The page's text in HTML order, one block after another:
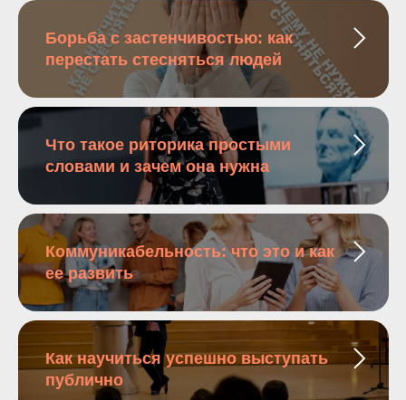
Борьба с застенчивостью: как
перестать стесняться людей
Что такое риторика простыми
словами и зачем она нужна
Коммуникабельность: что это и как
ее развить
Как научиться успешно выступать
публично